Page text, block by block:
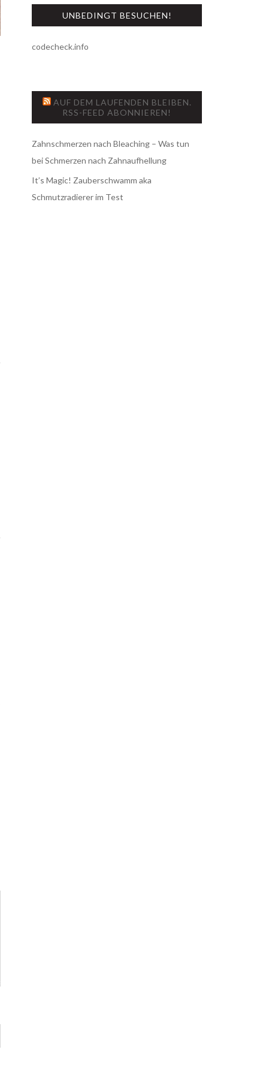
UNBEDINGT BESUCHEN!
codecheck.info
AUF DEM LAUFENDEN BLEIBEN.
RSS-FEED ABONNIEREN!
Zahnschmerzen nach Bleaching – Was tun
bei Schmerzen nach Zahnaufhellung
It’s Magic! Zauberschwamm aka
Schmutzradierer im Test